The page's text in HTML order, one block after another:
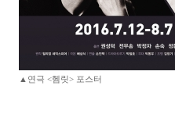
▲연극 <헴릿> 포스터